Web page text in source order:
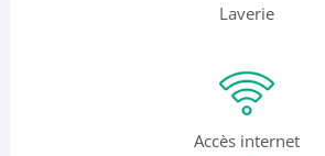
Laverie
Accès internet